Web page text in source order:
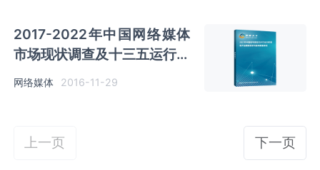
2017-2022年中国网络媒体
市场现状调查及十三五运行态
势预测报告
网络媒体 2016-11-29
上一页 下一页